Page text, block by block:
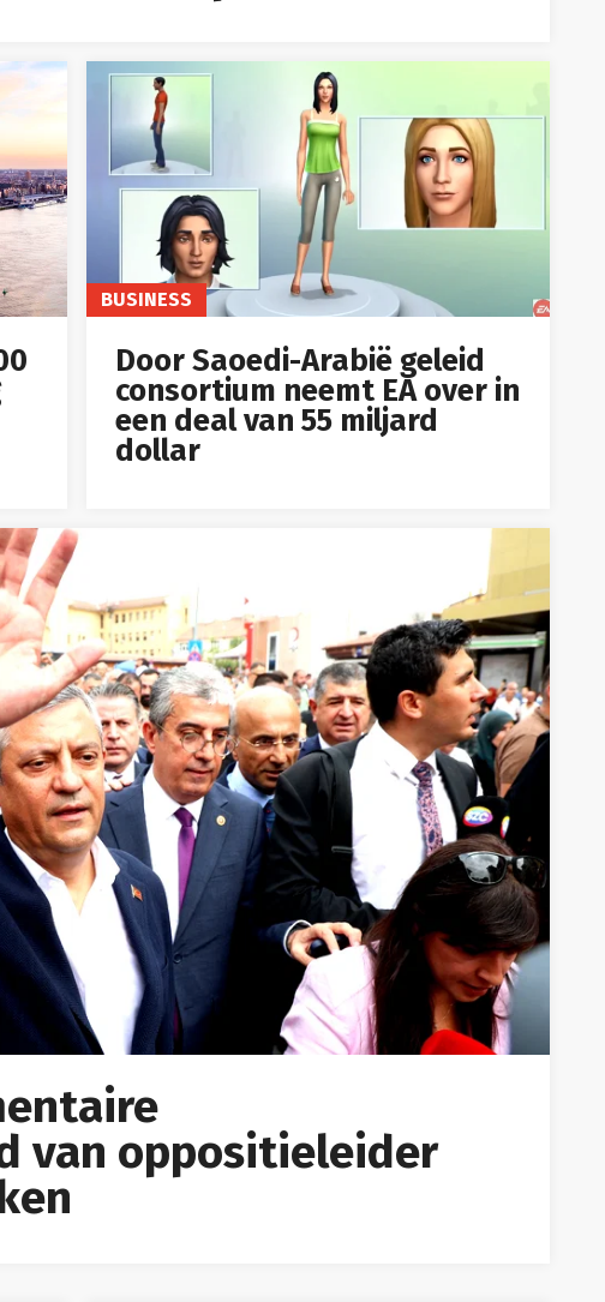
BUSINESS
Door Saoedi-Arabië geleid
consortium neemt EA over in
een deal van 55 miljard
dollar
van oppositieleider